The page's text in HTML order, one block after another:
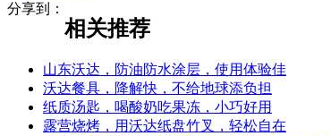
分享到：
相关推荐
山东沃达，防油防水涂层，使用体验佳
沃达餐具，降解快，不给地球添负担
纸质汤匙，喝酸奶吃果冻，小巧好用
露营烧烤，用沃达纸盘竹叉，轻松自在